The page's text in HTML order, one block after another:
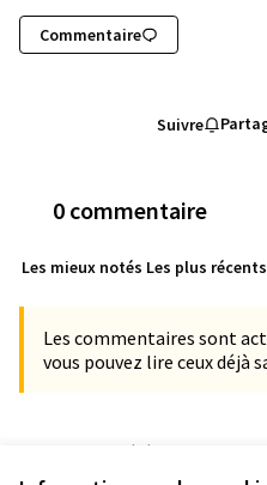
Commentaire
Suivre
0 commentaire
Les mieux notés Les plus récents
Les commentaires sont
vous pouvez lire ceux déjà
Référence :